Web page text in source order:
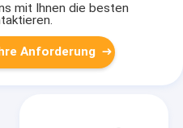
mit Ihnen die besten
Anforderung